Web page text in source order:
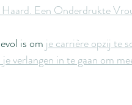
Een Onderdrukte
is om je carrière opzij te
verlangen in te gaan om